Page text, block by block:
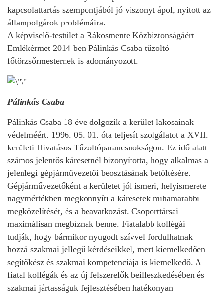
kapcsolattartás szempontjából jó viszonyt ápol, nyitott az
állampolgárok problémáira.
A képviselő-testület a Rákosmente Közbiztonságáért
Emlékérmet 2014-ben Pálinkás Csaba tűzoltó
főtörzsőrmesternek is adományozott.
Pálinkás Csaba
Pálinkás Csaba 18 éve dolgozik a kerület lakosainak
védelméért. 1996. 05. 01. óta teljesít szolgálatot a XVII.
kerületi Hivatásos Tűzoltóparancsnokságon. Ez idő alatt
számos jelentős káresetnél bizonyította, hogy alkalmas a
jelenlegi gépjárművezetői beosztásának betöltésére.
Gépjárművezetőként a kerületet jól ismeri, helyismerete
nagymértékben megkönnyíti a káresetek mihamarabbi
megközelítését, és a beavatkozást. Csoporttársai
maximálisan megbíznak benne. Fiatalabb kollégái
tudják, hogy bármikor nyugodt szívvel fordulhatnak
hozzá szakmai jellegű kérdéseikkel, mert kiemelkedően
segítőkész és szakmai kompetenciája is kiemelkedő. A
fiatal kollégák és az új felszerelők beilleszkedésében és
szakmai jártasságuk fejlesztésében hatékonyan